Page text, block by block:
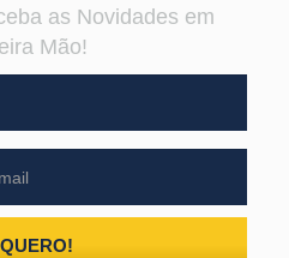
as Novidades em
Mão!